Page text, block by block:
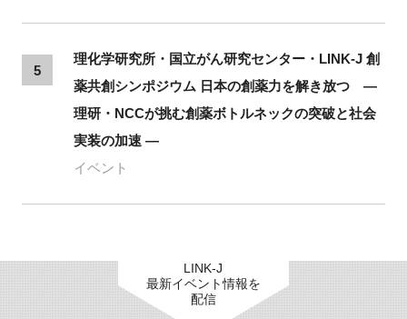
5
理化学研究所・国立がん研究センター・LINK-J 創
薬共創シンポジウム 日本の創薬力を解き放つ ―
理研・NCCが挑む創薬ボトルネックの突破と社会
実装の加速 ―
イベント
LINK-J
最新イベント情報を
配信